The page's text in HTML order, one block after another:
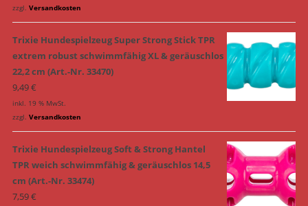
zzgl. Versandkosten
Trixie Hundespielzeug Super Strong Stick TPR
extrem robust schwimmfähig XL & geräuschlos
22,2 cm (Art.-Nr. 33470)
9,49€
inkl. 19 % MwSt.
zzgl. Versandkosten
Trixie Hundespielzeug Soft & Strong Hantel
TPR weich schwimmfähig & geräuschlos 14,5
cm (Art.-Nr. 33474)
7,59€